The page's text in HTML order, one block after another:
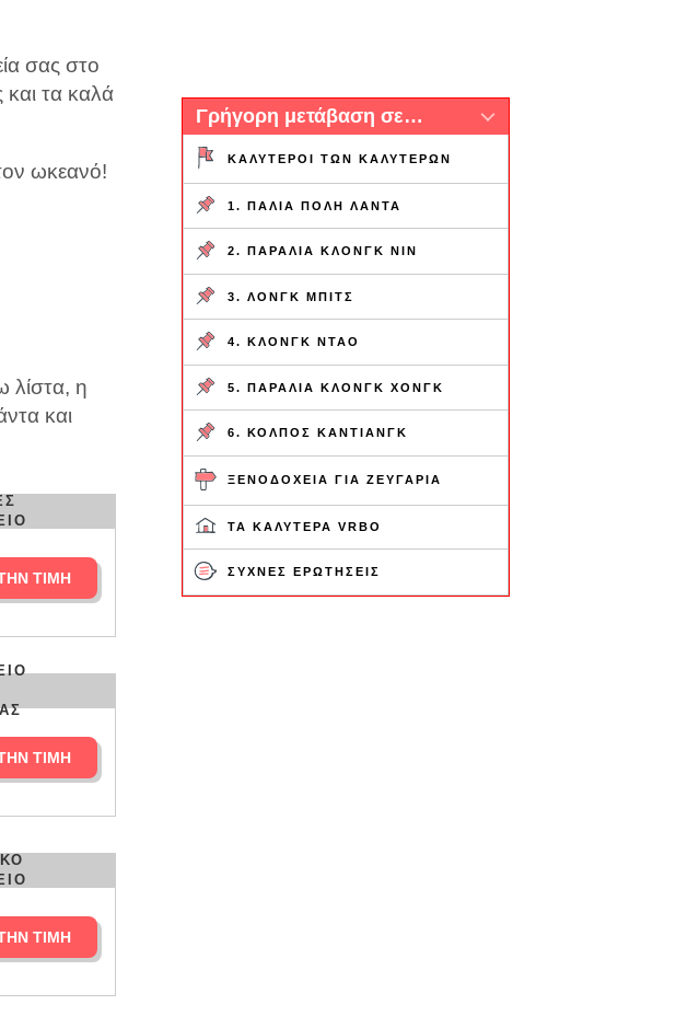
σας στο
τα καλά
ωκεανό!
λίστα, η
και
ΤΙΜΉ
ΤΙΜΉ
ΤΙΜΉ
Γρήγορη μετάβαση σε…
ΚΑΛΎΤΕΡΟΙ ΤΩΝ ΚΑΛΎΤΕΡΩΝ
1. ΠΑΛΙΆ ΠΌΛΗ ΛΆΝΤΑ
2. ΠΑΡΑΛΊΑ ΚΛΟΝΓΚ ΝΙΝ
3. ΛΟΝΓΚ ΜΠΙΤΣ
4. ΚΛΟΝΓΚ ΝΤΆΟ
5. ΠΑΡΑΛΊΑ ΚΛΟΝΓΚ ΧΟΝΓΚ
6. ΚΌΛΠΟΣ ΚΑΝΤΙΆΝΓΚ
ΞΕΝΟΔΟΧΕΊΑ ΓΙΑ ΖΕΥΓΆΡΙΑ
ΤΑ ΚΑΛΎΤΕΡΑ VRBO
ΣΥΧΝΈΣ ΕΡΩΤΉΣΕΙΣ